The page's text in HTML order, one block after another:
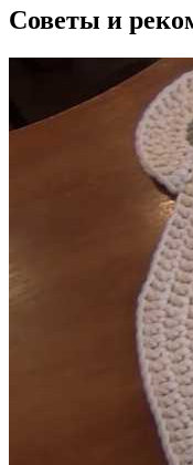
Советы и